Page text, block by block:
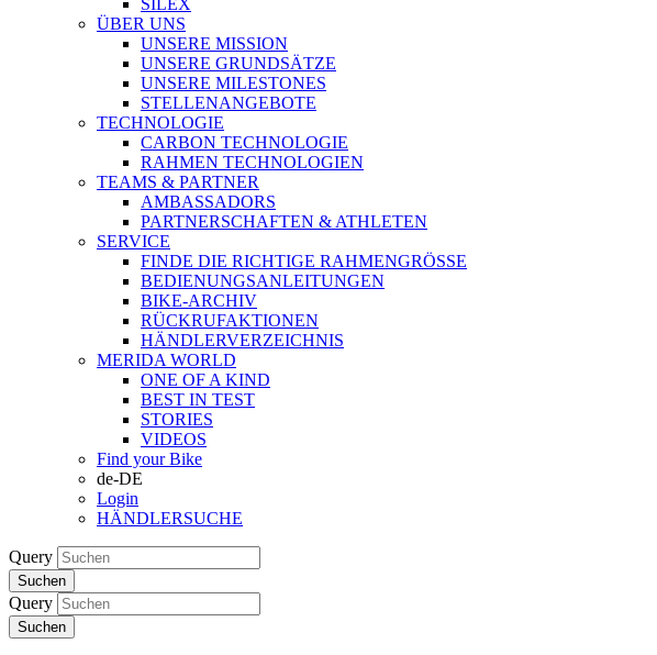
SILEX
ÜBER UNS
UNSERE MISSION
UNSERE GRUNDSÄTZE
UNSERE MILESTONES
STELLENANGEBOTE
TECHNOLOGIE
CARBON TECHNOLOGIE
RAHMEN TECHNOLOGIEN
TEAMS & PARTNER
AMBASSADORS
PARTNERSCHAFTEN & ATHLETEN
SERVICE
FINDE DIE RICHTIGE RAHMENGRÖSSE
BEDIENUNGSANLEITUNGEN
BIKE-ARCHIV
RÜCKRUFAKTIONEN
HÄNDLERVERZEICHNIS
MERIDA WORLD
ONE OF A KIND
BEST IN TEST
STORIES
VIDEOS
Find your Bike
de-DE
Login
HÄNDLERSUCHE
Query
Suchen
Query
Suchen